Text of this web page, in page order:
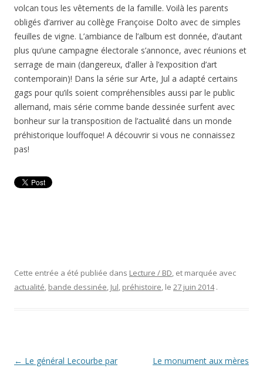
volcan tous les vêtements de la famille. Voilà les parents
obligés d’arriver au collège Françoise Dolto avec de simples
feuilles de vigne. L’ambiance de l’album est donnée, d’autant
plus qu’une campagne électorale s’annonce, avec réunions et
serrage de main (dangereux, d’aller à l’exposition d’art
contemporain)! Dans la série sur Arte, Jul a adapté certains
gags pour qu’ils soient compréhensibles aussi par le public
allemand, mais série comme bande dessinée surfent avec
bonheur sur la transposition de l’actualité dans un monde
préhistorique louffoque! A découvrir si vous ne connaissez
pas!
Cette entrée a été publiée dans Lecture / BD, et marquée avec
actualité, bande dessinée, Jul, préhistoire, le 27 juin 2014 .
Navigation
← Le général Lecourbe par
Le monument aux mères